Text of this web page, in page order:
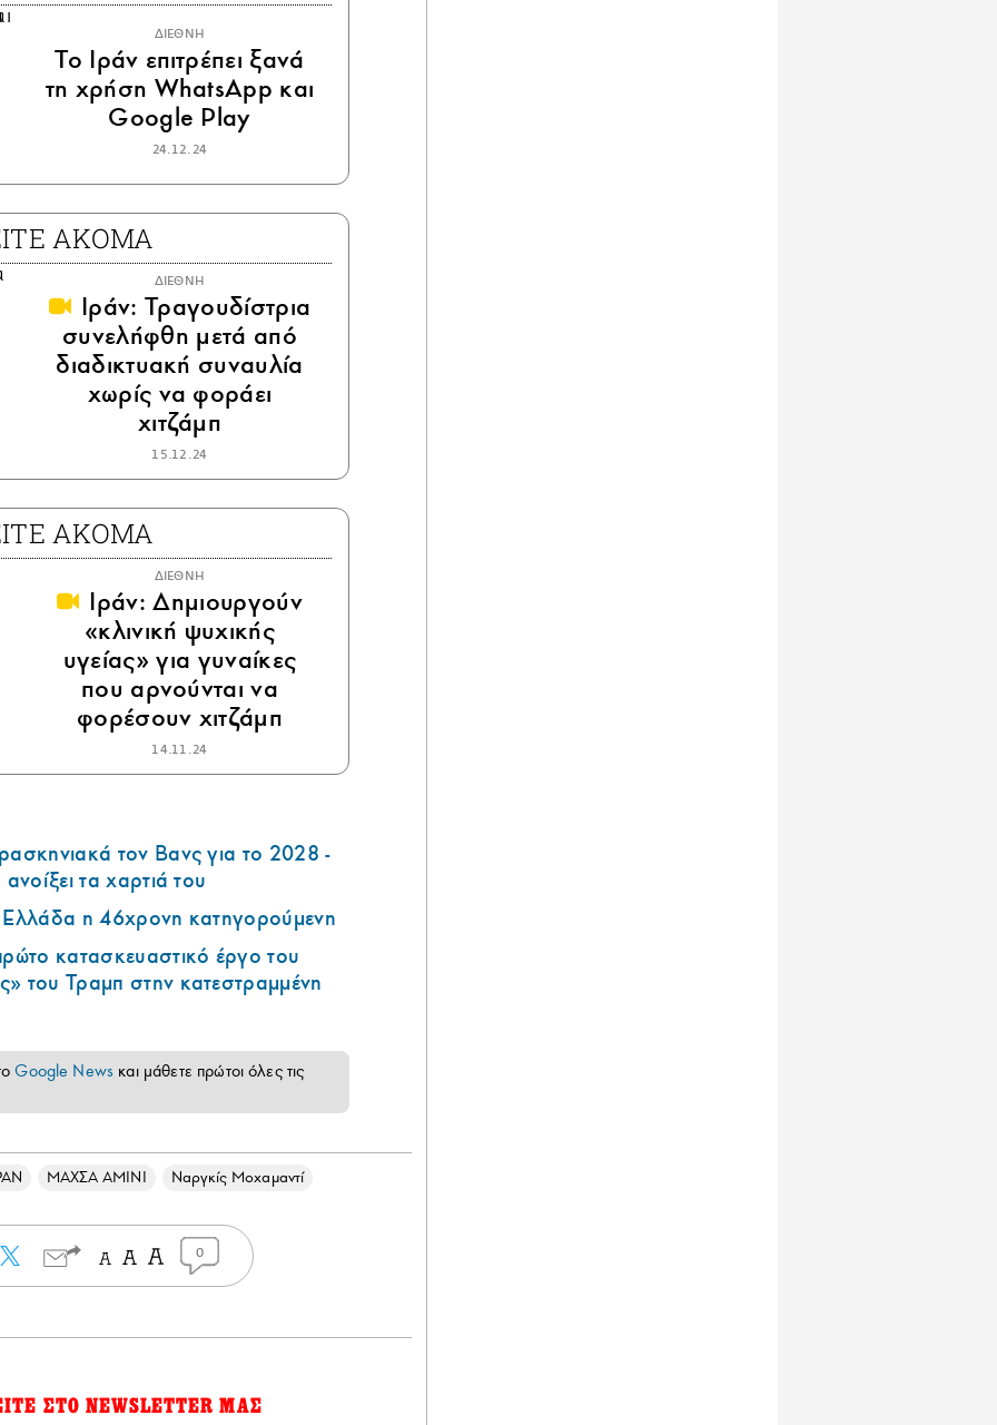
ΔΙΕΘΝΗ
Το Ιράν επιτρέπει ξανά
τη χρήση WhatsApp και
Google Play
24.12.24
ΑΚΟΜΑ
ΔΙΕΘΝΗ
Ιράν: Τραγουδίστρια
συνελήφθη μετά από
διαδικτυακή συναυλία
χωρίς να φοράει
χιτζάμπ
15.12.24
ΑΚΟΜΑ
ΔΙΕΘΝΗ
Ιράν: Δημιουργούν
«κλινική ψυχικής
υγείας» για γυναίκες
που αρνούνται να
φορέσουν χιτζάμπ
14.11.24
τον Βανς για το 2028 -
τα χαρτιά του
η 46χρονη κατηγορούμενη
κατασκευαστικό έργο του
του Τραμπ στην κατεστραμμένη
Google News και μάθετε πρώτοι όλες τις
ΜΑΧΣΑ ΑΜΙΝΙ Ναργκίς Μοχαμαντί
0
ΣΤΟ NEWSLETTER ΜΑΣ